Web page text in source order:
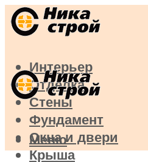
Интерьер
Отделка
Стены
Фундамент
Окна и двери
Крыша
Меню